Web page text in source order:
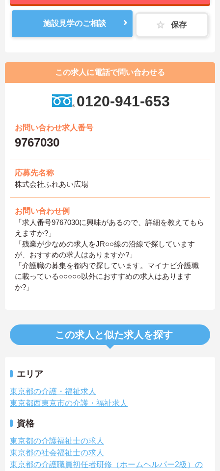
施設見学のご相談 保存
この求人に電話で問い合わせる
0120-941-653
お問い合わせ求人番号
9767030
応募先名称
株式会社ふれあい広場
お問い合わせ例
「求人番号9767030に興味があるので、詳細を教えてもら
えますか?」
「残業が少なめの求人をJR○○線の沿線で探しています
が、おすすめの求人はありますか?」
「介護職の募集を都内で探しています。マイナビ介護職
に載っている○○○○○以外におすすめの求人はあります
か?」
この求人と似た求人を探す
エリア
東京都の介護・福祉求人
東京都西東京市の介護・福祉求人
資格
東京都の介護福祉士の求人
東京都の社会福祉士の求人
東京都の介護職員初任者研修（ホームヘルパー2級）の